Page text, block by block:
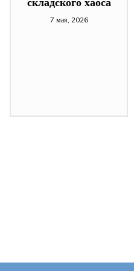
7 мая, 2026